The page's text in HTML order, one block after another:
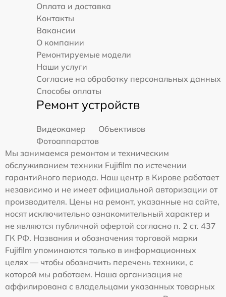
Оплата и доставка
Контакты
Вакансии
О компании
Ремонтируемые модели
Наши услуги
Согласие на обработку персональных данных
Способы оплаты
Ремонт устройств
Видеокамер
Объективов
Фотоаппаратов
Мы занимаемся ремонтом и техническим
обслуживанием техники Fujifilm по истечении
гарантийного периода. Наш центр в Кирове работает
независимо и не имеет официальной авторизации от
производителя. Цены на ремонт, указанные на сайте,
носят исключительно ознакомительный характер и
не являются публичной офертой согласно п. 2 ст. 437
ГК РФ. Названия и обозначения торговой марки
Fujifilm упоминаются только в информационных
целях — чтобы обозначить перечень техники, с
которой мы работаем. Наша организация не
аффилирована с владельцами указанных товарных